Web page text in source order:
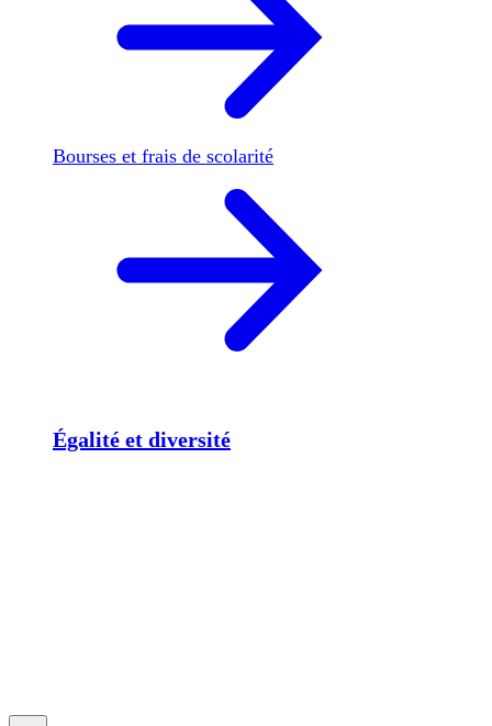
Bourses et frais de scolarité
Égalité et diversité